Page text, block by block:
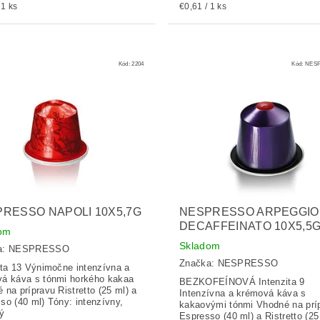
ks €0,61 / 1 ks
Kód:2204
NAPOLI 10X5,7G
NESPRESSO
13 Výnimočne intenzívna a
káva s tónmi horkého kakaa
na prípravu Ristretto (25 ml) a
(40 ml) Tóny: intenzívny,
Kód:
NESPRESSO ARPEGGIO
DECAFFEINATO
Skladom
Značka: NESPRESSO
BEZKOFEÍNOVÁ Intenzita 9
Intenzívna a krémová káva s
kakaovými tónmi Vhodné na
Espresso (40 ml) a Ristretto